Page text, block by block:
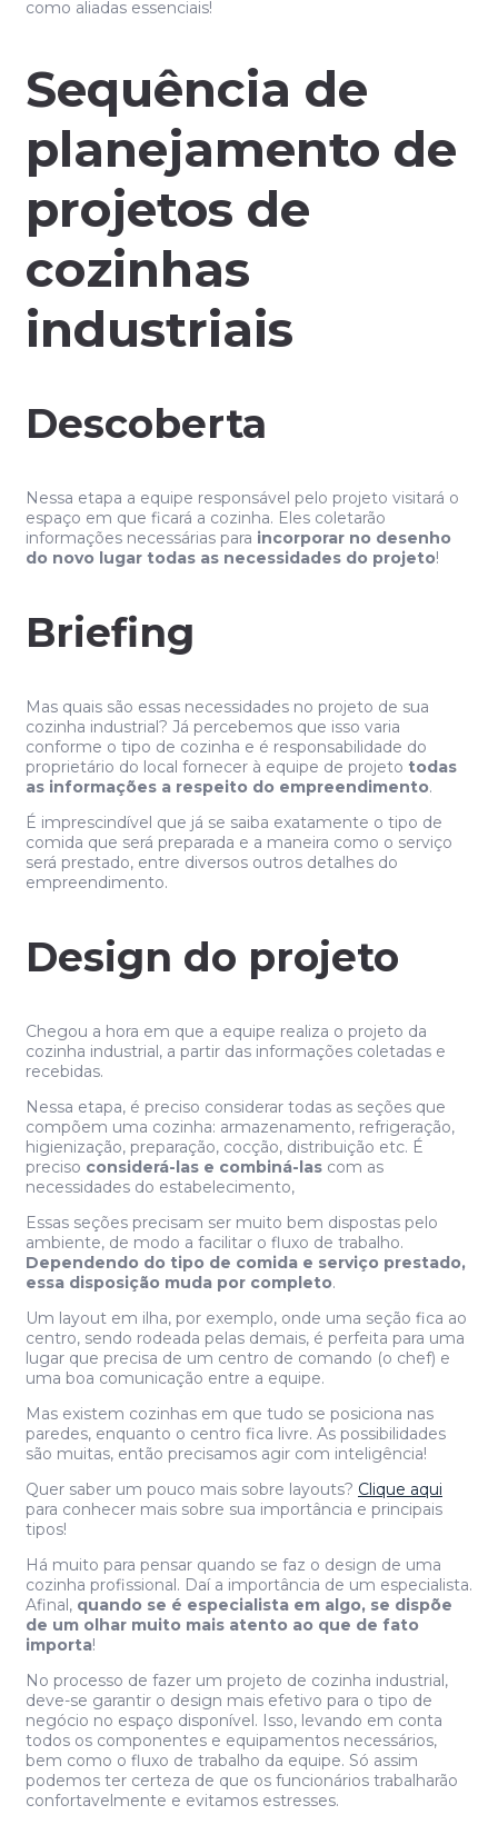
como aliadas essenciais!
Sequência de
planejamento de
projetos de
cozinhas
industriais
Descoberta
Nessa etapa a equipe responsável pelo projeto visitará o
espaço em que ficará a cozinha. Eles coletarão
informações necessárias para incorporar no desenho
do novo lugar todas as necessidades do projeto!
Briefing
Mas quais são essas necessidades no projeto de sua
cozinha industrial? Já percebemos que isso varia
conforme o tipo de cozinha e é responsabilidade do
proprietário do local fornecer à equipe de projeto todas
as informações a respeito do empreendimento.
É imprescindível que já se saiba exatamente o tipo de
comida que será preparada e a maneira como o serviço
será prestado, entre diversos outros detalhes do
empreendimento.
Design do projeto
Chegou a hora em que a equipe realiza o projeto da
cozinha industrial, a partir das informações coletadas e
recebidas.
Nessa etapa, é preciso considerar todas as seções que
compõem uma cozinha: armazenamento, refrigeração,
higienização, preparação, cocção, distribuição etc. É
preciso considerá-las e combiná-las com as
necessidades do estabelecimento,
Essas seções precisam ser muito bem dispostas pelo
ambiente, de modo a facilitar o fluxo de trabalho.
Dependendo do tipo de comida e serviço prestado,
essa disposição muda por completo.
Um layout em ilha, por exemplo, onde uma seção fica ao
centro, sendo rodeada pelas demais, é perfeita para uma
lugar que precisa de um centro de comando (o chef) e
uma boa comunicação entre a equipe.
Mas existem cozinhas em que tudo se posiciona nas
paredes, enquanto o centro fica livre. As possibilidades
são muitas, então precisamos agir com inteligência!
Quer saber um pouco mais sobre layouts? Clique aqui
para conhecer mais sobre sua importância e principais
tipos!
Há muito para pensar quando se faz o design de uma
cozinha profissional. Daí a importância de um especialista.
Afinal, quando se é especialista em algo, se dispõe
de um olhar muito mais atento ao que de fato
importa!
No processo de fazer um projeto de cozinha industrial,
deve-se garantir o design mais efetivo para o tipo de
negócio no espaço disponível. Isso, levando em conta
todos os componentes e equipamentos necessários,
bem como o fluxo de trabalho da equipe. Só assim
podemos ter certeza de que os funcionários trabalharão
confortavelmente e evitamos estresses.